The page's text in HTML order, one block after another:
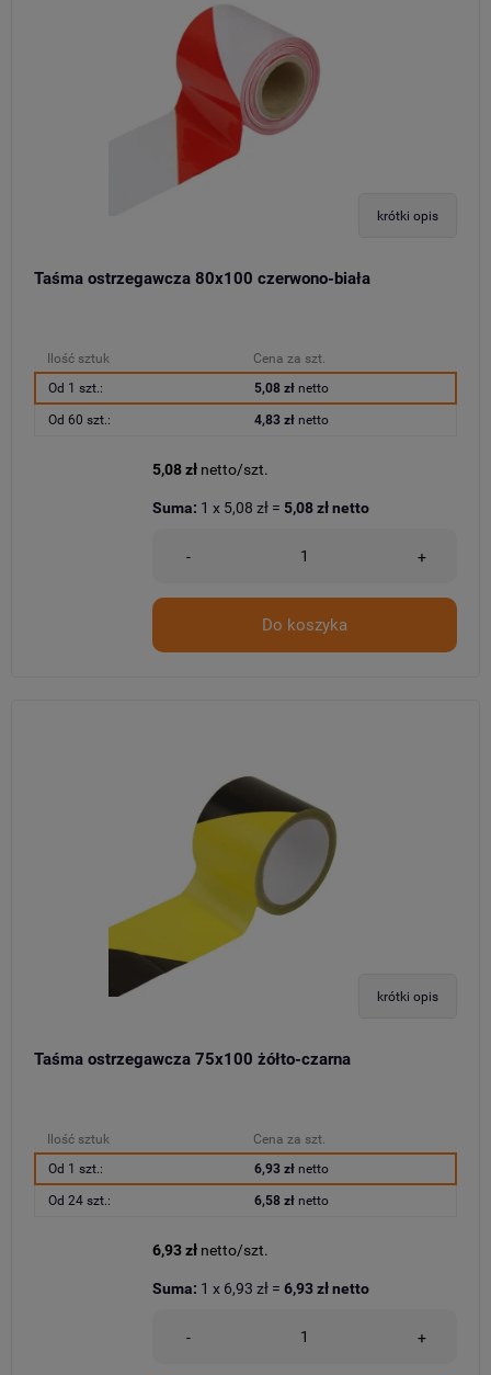
krótki opis
Taśma ostrzegawcza 80x100 czerwono-biała
Ilość sztuk
Cena za szt.
Od 1 szt.:
5,08 złnetto
Od 60 szt.: 4,83 złnetto
5,08 zł netto/szt.
- +
Do koszyka
Suma: 1 x 5,08 zł = 5,08 złnetto
krótki opis
Taśma ostrzegawcza 75x100 żółto-czarna
Ilość sztuk
Cena za szt.
Od 1 szt.:
6,93 złnetto
Od 24 szt.: 6,58 złnetto
6,93 zł netto/szt.
- +
Suma: 1 x 6,93 zł = 6,93 złnetto